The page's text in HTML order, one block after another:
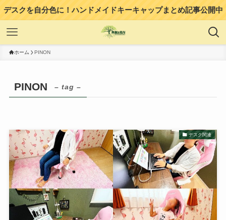
デスクを自分色に！ハンドメイドキーキャップまとめ記事公開中
ホーム PINON
PINON – tag –
デスク関連